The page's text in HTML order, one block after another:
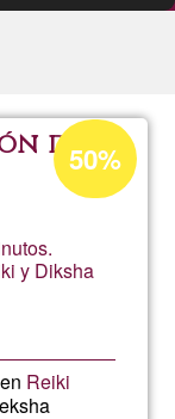
de
y Diksha
Reiki
Pourcentage
d'acceptation
de
50%